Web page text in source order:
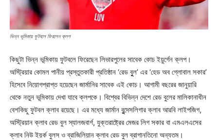
ভিন্ন ভূমিকায় ফুটবলে ফিরলেন ক্লপ
কিছুটা ভিন্ন ভূমিকায় ফুটবলে ফিরেছেন লিভারপুলের সাবেক কোচ ইয়ুর্গেন ক্লপ।
অস্ট্রিয়ার কোমল পানীয় প্রস্তুতকারী প্রতিষ্ঠান ‘রেড বুুল’ এর ‘হেড অব গ্লোবাল সকার’
হিসেবে নিয়োগপ্রাপ্ত হয়েছেন জার্মানির সাবেক এই কোচ। আগামী বছরের জানুয়ারি
থেকে নতুন ভূমিকায় দেখা যাবে ক্লপকে। বিশ্বের বিভিন্ন দেশে রেড বুলের মালিকানাধীন
বেশকিছু ফুটবল ক্লাব রয়েছে। এর মধ্যে জার্মান বুন্দেসলিগার ক্লাব আরবি লাইপজিগ,
অস্ট্রিয়ান ক্লাব রেড বুল স্যালজবার্গ, যুক্তরাষ্ট্রের মেজর লিগ সকার বা এমএলএসের
ক্লাব নিউ ইয়র্ক বুলস ও ব্রাজিলিয়ান ক্লাব রেড বুল ব্রাগানতিনো অন্যতম।